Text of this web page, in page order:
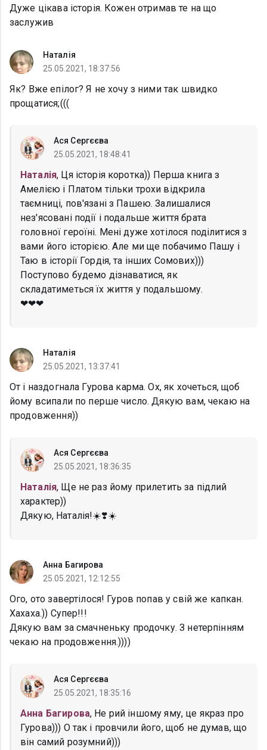
Дуже цікава історія. Кожен отримав те на що
заслужив
Наталія
25.05.2021, 18:37:56
Як? Вже епілог? Я не хочу з ними так швидко
прощатися;(((
Ася Сергєєва
25.05.2021, 18:48:41
Наталія, Ця історія коротка)) Перша книга з
Амелією і Платом тільки трохи відкрила
таємниці, пов'язані з Пашею. Залишалися
нез'ясовані події і подальше життя брата
головної героїні. Мені дуже хотілося поділитися з
вами його історією. Але ми ще побачимо Пашу і
Таю в історії Гордія, та інших Сомових)))
Поступово будемо дізнаватися, як
складатиметься їх життя у подальшому.
❤❤❤
Наталія
25.05.2021, 13:37:41
От і наздогнала Гурова карма. Ох, як хочеться, щоб
йому всипали по перше число. Дякую вам, чекаю на
продовження))
Ася Сергєєва
25.05.2021, 18:36:35
Наталія, Ще не раз йому прилетить за підлий
характер))
Дякую, Наталія!☀️❣️☀️
Анна Багирова
25.05.2021, 12:12:55
Ого, ото завертілося! Гуров попав у свій же капкан.
Хахаха.)) Супер!!!
Дякую вам за смачненьку продочку. З нетерпінням
чекаю на продовження.))))
Ася Сергєєва
25.05.2021, 18:35:16
Анна Багирова, Не рий іншому яму, це якраз про
Гурова))) О так і провчили його, щоб не думав, що
він самий розумний)))